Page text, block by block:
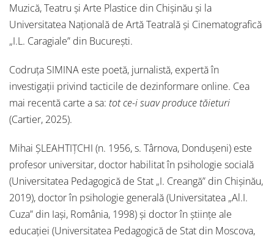
Muzică, Teatru și Arte Plastice din Chișinău și la
Universitatea Națională de Artă Teatrală și Cinematografică
„I.L. Caragiale” din București.
Codruța SIMINA este poetă, jurnalistă, expertă în
investigații privind tacticile de dezinformare online. Cea
mai recentă carte a sa: tot ce-i suav produce tăieturi
(Cartier, 2025).
Mihai ȘLEAHTIȚCHI (n. 1956, s. Târnova, Dondușeni) este
profesor universitar, doctor habilitat în psihologie socială
(Universitatea Pedagogică de Stat „I. Creangă” din Chișinău,
2019), doctor în psihologie generală (Universitatea „Al.I.
Cuza” din Iași, România, 1998) și doctor în științe ale
educației (Universitatea Pedagogică de Stat din Moscova,